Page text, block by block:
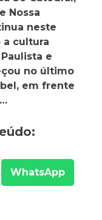
Nossa
neste
a cultura
e
no último
em frente
WhatsApp